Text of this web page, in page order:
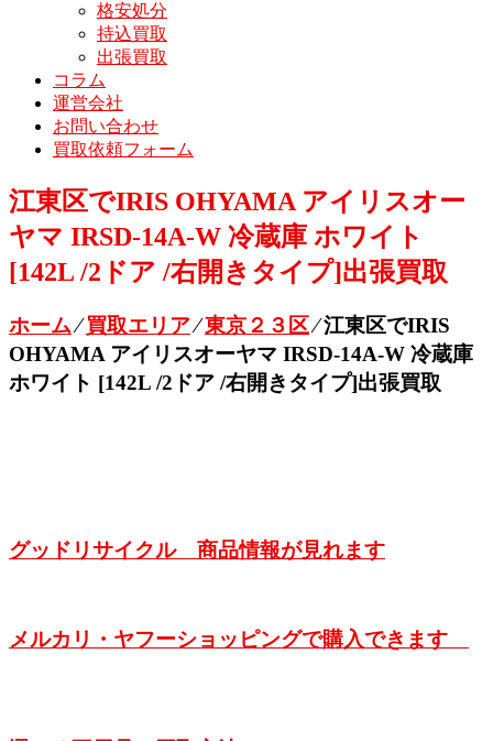
格安処分
持込買取
出張買取
コラム
運営会社
お問い合わせ
買取依頼フォーム
江東区でIRIS OHYAMA アイリスオー
ヤマ IRSD-14A-W 冷蔵庫 ホワイト
[142L /2ドア /右開きタイプ]出張買取
ホーム⁄買取エリア⁄東京２３区⁄江東区でIRIS
OHYAMA アイリスオーヤマ IRSD-14A-W 冷蔵庫
ホワイト [142L /2ドア /右開きタイプ]出張買取
グッドリサイクル 商品情報が見れます
メルカリ・ヤフーショッピングで購入できます